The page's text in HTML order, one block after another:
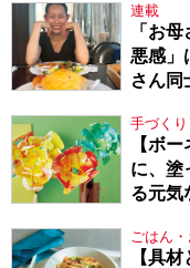
連載
「お
悪感」
さん同
手づくり
【ボ
に、塗
る元気
ごはん
【具